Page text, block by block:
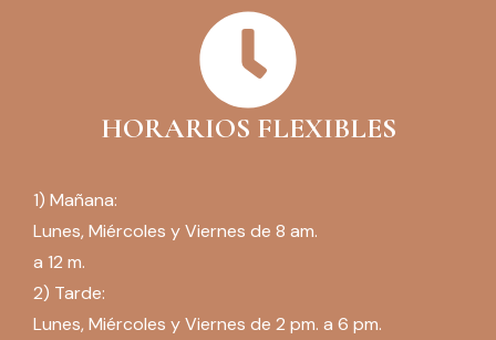
HORARIOS FLEXIBLES
1) Mañana:
Lunes, Miércoles y Viernes de 8 am.
a 12 m.
2) Tarde:
Lunes, Miércoles y Viernes de 2 pm. a 6 pm.